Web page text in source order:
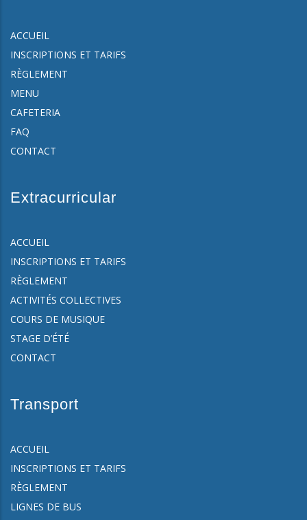
ACCUEIL
INSCRIPTIONS ET TARIFS
RÈGLEMENT
MENU
CAFETERIA
FAQ
CONTACT
Extracurricular
ACCUEIL
INSCRIPTIONS ET TARIFS
RÈGLEMENT
ACTIVITÉS COLLECTIVES
COURS DE MUSIQUE
STAGE D’ÉTÉ
CONTACT
Transport
ACCUEIL
INSCRIPTIONS ET TARIFS
RÈGLEMENT
LIGNES DE BUS